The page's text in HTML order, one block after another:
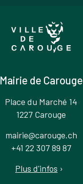
Mairie de Carouge
Place du Marché 14
1227 Carouge
mairie@carouge.ch
+41 22 307 89 87
Plus d'infos ›